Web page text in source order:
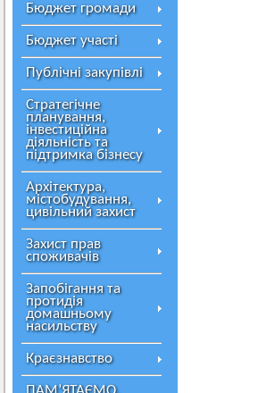
Бюджет громади
Бюджет участі
Публічні закупівлі
Стратегічне
планування,
інвестиційна
діяльність та
підтримка бізнесу
Архітектура,
містобудування,
цивільний захист
Захист прав
споживачів
Запобігання та
протидія
домашньому
насильству
Краєзнавство